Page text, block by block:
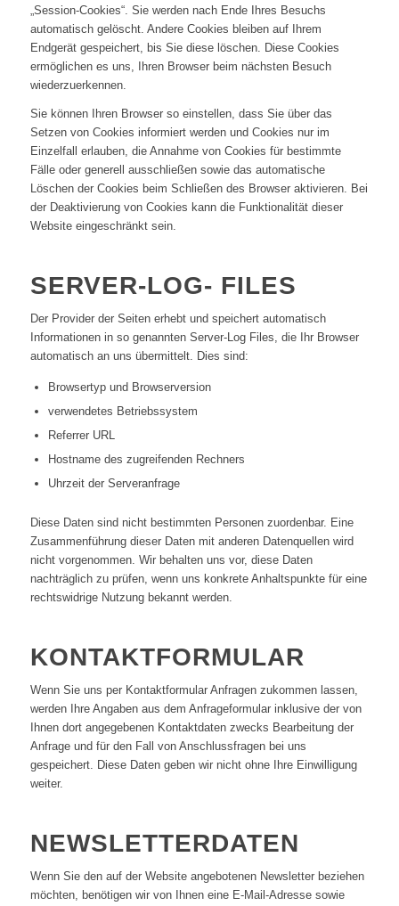
„Session-Cookies“. Sie werden nach Ende Ihres Besuchs
automatisch gelöscht. Andere Cookies bleiben auf Ihrem
Endgerät gespeichert, bis Sie diese löschen. Diese Cookies
ermöglichen es uns, Ihren Browser beim nächsten Besuch
wiederzuerkennen.
Sie können Ihren Browser so einstellen, dass Sie über das
Setzen von Cookies informiert werden und Cookies nur im
Einzelfall erlauben, die Annahme von Cookies für bestimmte
Fälle oder generell ausschließen sowie das automatische
Löschen der Cookies beim Schließen des Browser aktivieren. Bei
der Deaktivierung von Cookies kann die Funktionalität dieser
Website eingeschränkt sein.
SERVER-LOG- FILES
Der Provider der Seiten erhebt und speichert automatisch
Informationen in so genannten Server-Log Files, die Ihr Browser
automatisch an uns übermittelt. Dies sind:
Browsertyp und Browserversion
verwendetes Betriebssystem
Referrer URL
Hostname des zugreifenden Rechners
Uhrzeit der Serveranfrage
Diese Daten sind nicht bestimmten Personen zuordenbar. Eine
Zusammenführung dieser Daten mit anderen Datenquellen wird
nicht vorgenommen. Wir behalten uns vor, diese Daten
nachträglich zu prüfen, wenn uns konkrete Anhaltspunkte für eine
rechtswidrige Nutzung bekannt werden.
KONTAKTFORMULAR
Wenn Sie uns per Kontaktformular Anfragen zukommen lassen,
werden Ihre Angaben aus dem Anfrageformular inklusive der von
Ihnen dort angegebenen Kontaktdaten zwecks Bearbeitung der
Anfrage und für den Fall von Anschlussfragen bei uns
gespeichert. Diese Daten geben wir nicht ohne Ihre Einwilligung
weiter.
NEWSLETTERDATEN
Wenn Sie den auf der Website angebotenen Newsletter beziehen
möchten, benötigen wir von Ihnen eine E-Mail-Adresse sowie